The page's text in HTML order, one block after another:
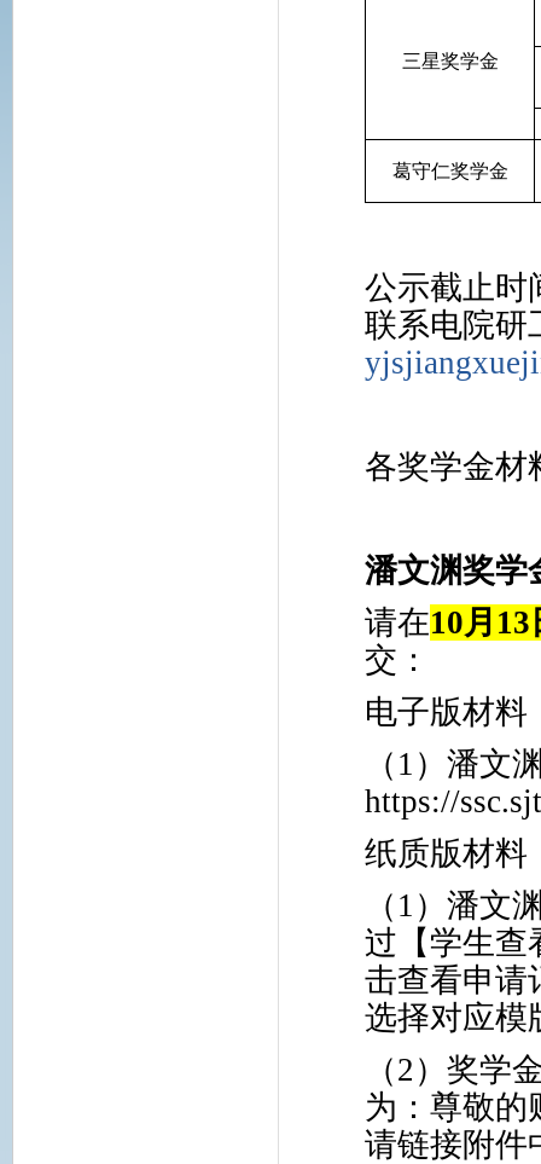
三星奖学金
葛守仁奖学金
公示截止时
联系电院研
各奖学金材
潘文渊奖学
请在10月 13
交：
电子版材料
（ 1 ）潘文
https://
纸质版材料
（ 1 ）潘文
过【学生查
击查看申请
选择对应模
（2 ）奖学
为：尊敬的
请链接附件